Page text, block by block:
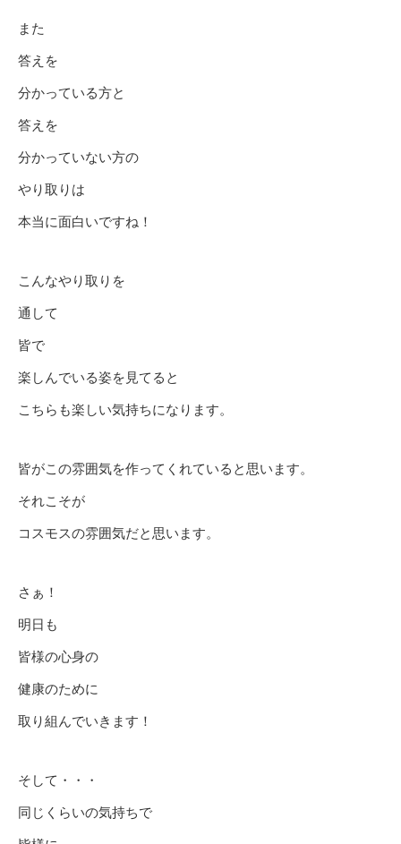
また
答えを
分かっている方と
答えを
分かっていない方の
やり取りは
本当に面白いですね！
こんなやり取りを
通して
皆で
楽しんでいる姿を見てると
こちらも楽しい気持ちになります。
皆がこの雰囲気を作ってくれていると思います。
それこそが
コスモスの雰囲気だと思います。
さぁ！
明日も
皆様の心身の
健康のために
取り組んでいきます！
そして・・・
同じくらいの気持ちで